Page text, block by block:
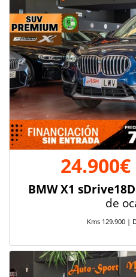
BMW X1
de
Kms 129.900 |